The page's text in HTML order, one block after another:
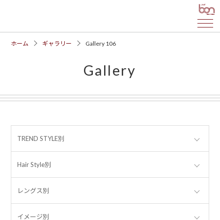
ホーム ギャラリー Gallery 106
Gallery
TREND STYLE別
Hair Style別
レングス別
イメージ別